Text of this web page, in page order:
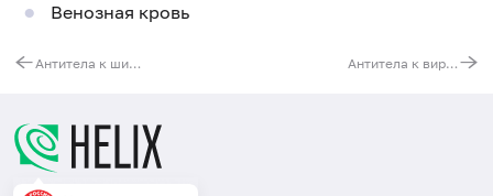
Венозная кровь
Антитела к шистосомам (Schistosoma spp., IgG) Антитела к вирусу Коксаки (Coxsackievirus, IgM)